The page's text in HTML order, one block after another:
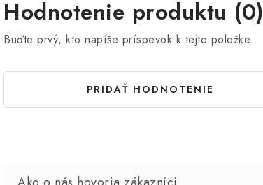
Hodnotenie produktu (0)
Buďte prvý, kto napíše príspevok k tejto položke.
PRIDAŤ HODNOTENIE